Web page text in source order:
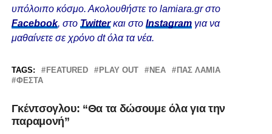
υπόλοιπο κόσμο. Ακολουθήστε το lamiara.gr στο
Facebook, στο Twitterκαι στο Instagram για να
μαθαίνετε σε χρόνο dt όλα τα νέα.
TAGS: FEATURED PLAY OUT ΝΈΑ
ΠΑΣ ΛΑΜΙΑ
ΦΕΣΤΑ
Γκέντσογλου: “Θα τα δώσουμε όλα για την
παραμονή”